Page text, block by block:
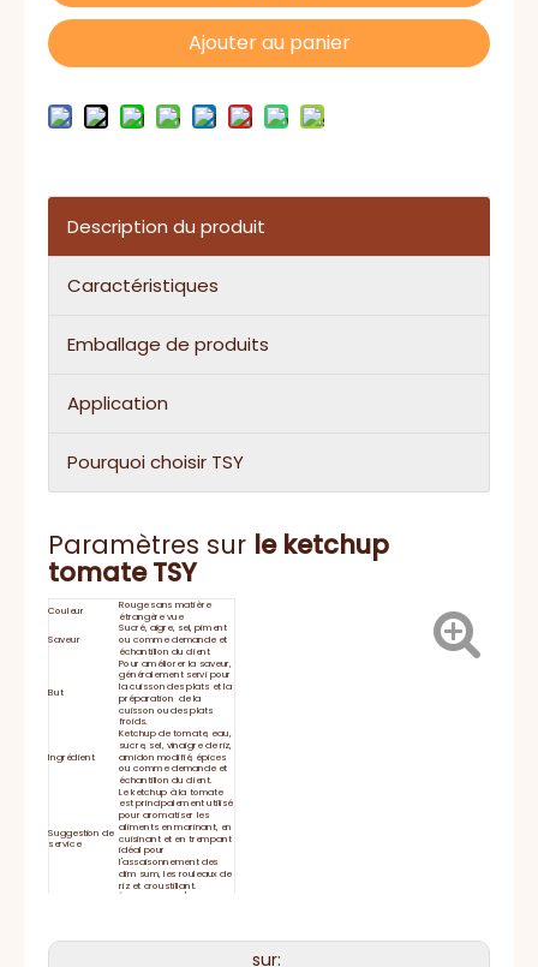
Ajouter au panier
Description du produit
Caractéristiques
Emballage de produits
Application
Pourquoi choisir TSY
Paramètres sur le ketchup
tomate TSY
Couleur
Rouge sans matière
étrangère vue
Saveur
Sucré, aigre, sel, piment
ou comme demande et
échantillon du client
But
Pour améliorer la saveur,
généralement servi pour
la cuisson des plats et la
préparation de la
cuisson ou des plats
froids.
Ingrédient
Ketchup de tomate, eau,
sucre, sel, vinaigre de riz,
amidon modifié, épices
ou comme demande et
échantillon du client.
Suggestion de
service
Le ketchup à la tomate
est principalement utilisé
pour aromatiser les
aliments en marinant, en
cuisinant et en trempant
idéal pour
l'assaisonnement des
dim sum, les rouleaux de
riz et croustillant.
Énergie 163kj / 39kcal,
Durée de
sur: